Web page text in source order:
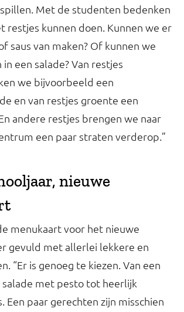
Met de studenten bedenken
restjes kunnen doen. Kunnen we er
saus van maken? Of kunnen we
een salade? Van restjes
we bijvoorbeeld een
en van restjes groente een
andere restjes brengen we naar
een paar straten verderop.”
nieuwe
menukaart voor het nieuwe
gevuld met allerlei lekkere en
“Er is genoeg te kiezen. Van een
met pesto tot heerlijk
Een paar gerechten zijn misschien